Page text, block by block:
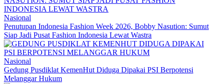
Nasional
Penutupan Indonesia Fashion Week 2026, Bobby Nasution: Sumut
Siap Jadi Pusat Fashion Indonesia Lewat Wastra
Nasional
Gedung Pusdiklat KemenHut Diduga Dipakai PSI Berpotensi
Melanggar Hukum